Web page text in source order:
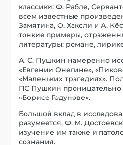
А. С. Пушкин намеренно
«Евгении Онегине»,
«Маленьких трагедиях».
ПС Пушкин проницательно
«Борисе Годунове».
Большой вклад в
разумеется, Ф. М.
изучение им также и
сознания.
Множество материала мы
нонсенса, юмористической
приемы патологического
использованы ради
эффектов.